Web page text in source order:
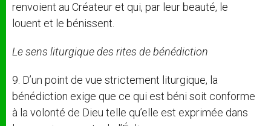
renvoient au Créateur et qui, par leur beauté, le
louent et le bénissent.
Le sens liturgique des rites de bénédiction
9. D’un point de vue strictement liturgique, la
bénédiction exige que ce qui est béni soit conforme
à la volonté de Dieu telle qu’elle est exprimée dans